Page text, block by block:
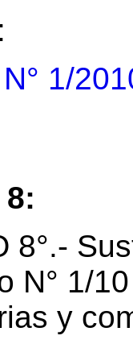
1/
8°.-
N° 1/
y